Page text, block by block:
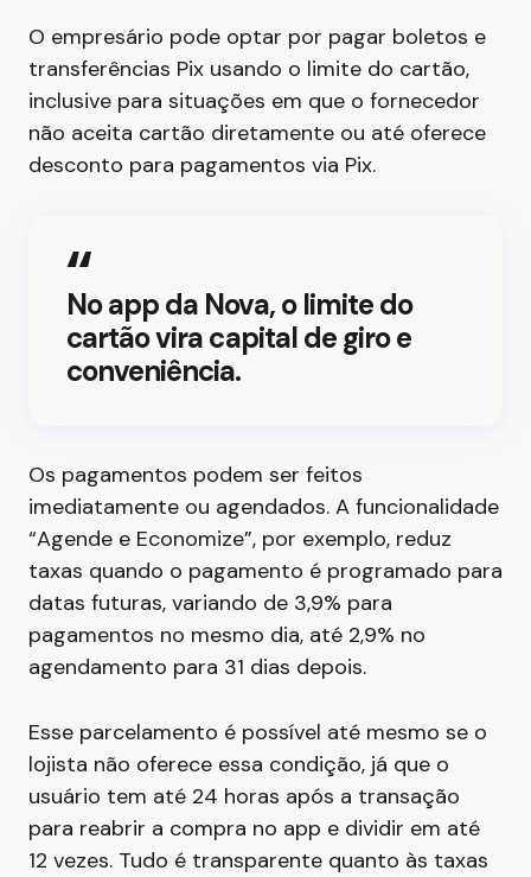
O empresário pode optar por pagar boletos e
transferências Pix usando o limite do cartão,
inclusive para situações em que o fornecedor
não aceita cartão diretamente ou até oferece
desconto para pagamentos via Pix.
No app da Nova, o limite do
cartão vira capital de giro e
conveniência.
Os pagamentos podem ser feitos
imediatamente ou agendados. A funcionalidade
“Agende e Economize”, por exemplo, reduz
taxas quando o pagamento é programado para
datas futuras, variando de 3,9% para
pagamentos no mesmo dia, até 2,9% no
agendamento para 31 dias depois.
Esse parcelamento é possível até mesmo se o
lojista não oferece essa condição, já que o
usuário tem até 24 horas após a transação
para reabrir a compra no app e dividir em até
12 vezes. Tudo é transparente quanto às taxas